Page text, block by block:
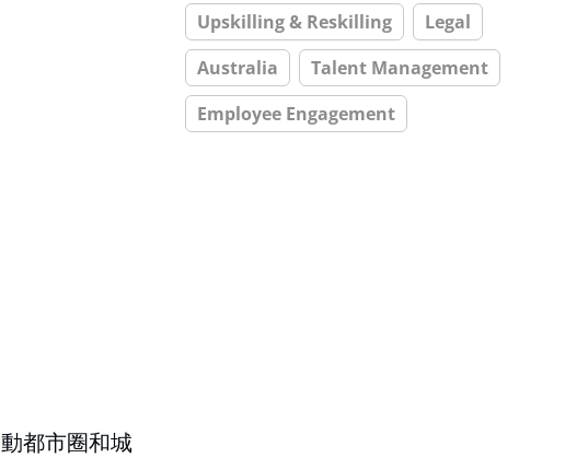
都市圈和城
Upskilling & Reskilling
Legal
Australia
Talent Management
Employee Engagement